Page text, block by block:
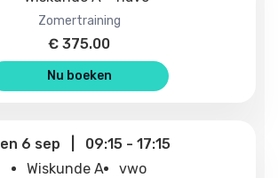
zomertraining
€ 375.00
Nu boeken
en 6 sep 09:15 - 17:15
Wiskunde A
vwo